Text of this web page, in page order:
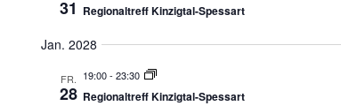
31 Regionaltreff Kinzigtal-Spessart
Jan. 2028
FR.
28
19:00- 23:30
Regionaltreff Kinzigtal-Spessart